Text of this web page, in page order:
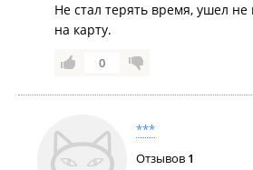
Не стал терять время, ушел
на карту.
0
***
Отзывов 1